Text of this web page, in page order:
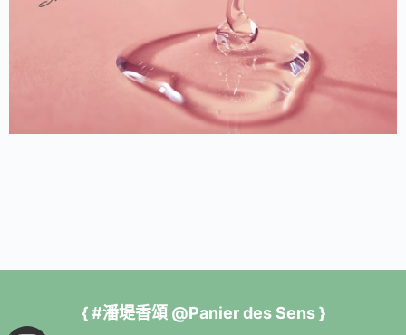
{ #潘堤香頌 @Panier des Sens }